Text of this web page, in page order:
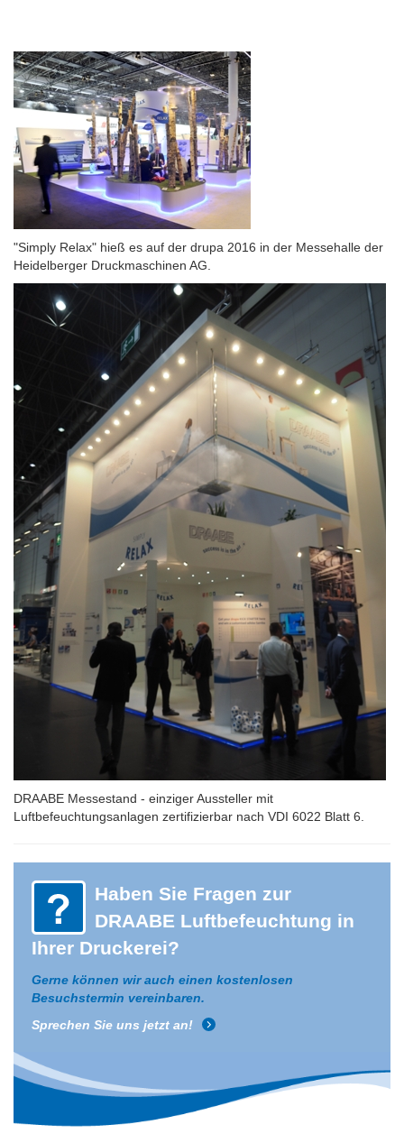
"Simply Relax" hieß es auf der drupa 2016 in der Messehalle der
Heidelberger Druckmaschinen AG.
DRAABE Messestand - einziger Aussteller mit
Luftbefeuchtungsanlagen zertifizierbar nach VDI 6022 Blatt 6.
Haben Sie Fragen zur
DRAABE Luftbefeuchtung in
Ihrer Druckerei?
Gerne können wir auch einen kostenlosen
Besuchstermin vereinbaren.
Sprechen Sie uns jetzt an!